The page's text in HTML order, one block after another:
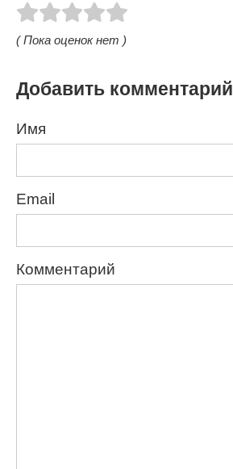
( Пока оценок нет )
Добавить комментарий
Имя
Email
Комментарий